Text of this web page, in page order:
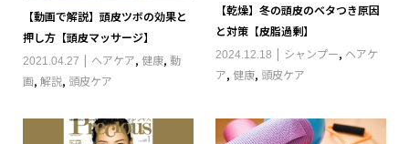
【動画で解説】頭皮ツボの効果と
押し方【頭皮マッサージ】
2021.04.27 ヘアケア, 健康, 動
画, 解説, 頭皮ケア
【乾燥】冬の頭皮のベタつき原因
と対策【皮脂過剰】
2024.12.18 シャンプー, ヘアケ
ア,健康, 頭皮ケア